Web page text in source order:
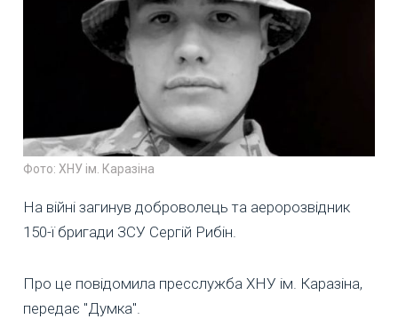
Фото: ХНУ ім. Каразіна
На війні загинув доброволець та аеророзвідник
150-ї бригади ЗСУ Сергій Рибін.
Про це повідомила пресслужба ХНУ ім. Каразіна,
передає "Думка".